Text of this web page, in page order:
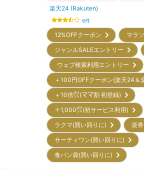
楽天24 (Rakuten)
6件
12%OFFクーポン
マラ
ジャンルSALEエントリー
ウェブ検索利用エントリー
＋100円OFFクーポン(楽天24
＋10倍㌽(ママ割 初登録)
＋1,000㌽(初サービス利用)
ラクマ(買い回りに)
楽
サーティワン(買い回りに)
食パン袋(買い回りに)